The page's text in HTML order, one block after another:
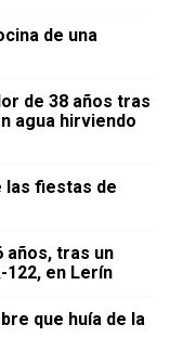
de una
de 38 años tras
agua hirviendo
las fiestas de
años, tras un
122, en Lerín
que huía de la